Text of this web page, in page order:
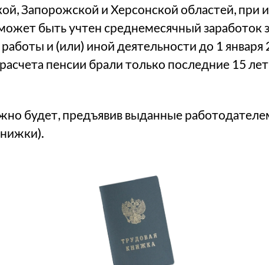
Запорожской и Херсонской областей, при
быть учтен среднемесячный заработок
и (или) иной деятельности до 1 января
пенсии брали только последние 15
будет, предъявив выданные